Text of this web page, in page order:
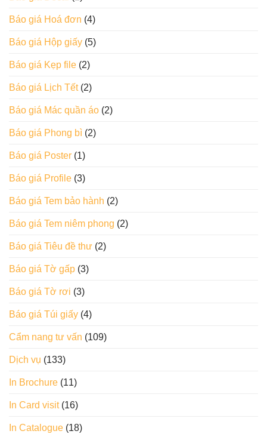
Báo giá Hoá đơn (4)
Báo giá Hộp giấy (5)
Báo giá Kẹp file (2)
Báo giá Lịch Tết(2)
Báo giá Mác quần áo (2)
Báo giá Phong bì (2)
Báo giá Poster (1)
Báo giá Profile (3)
Báo giá Tem bảo hành (2)
Báo giá Tem niêm phong (2)
Báo giá Tiêu đề thư (2)
Báo giá Tờ gấp (3)
Báo giá Tờ rơi (3)
Báo giá Túi giấy (4)
Cẩm nang tư vấn (109)
Dịch vụ (133)
In Brochure (11)
In Card visit(16)
In Catalogue (18)